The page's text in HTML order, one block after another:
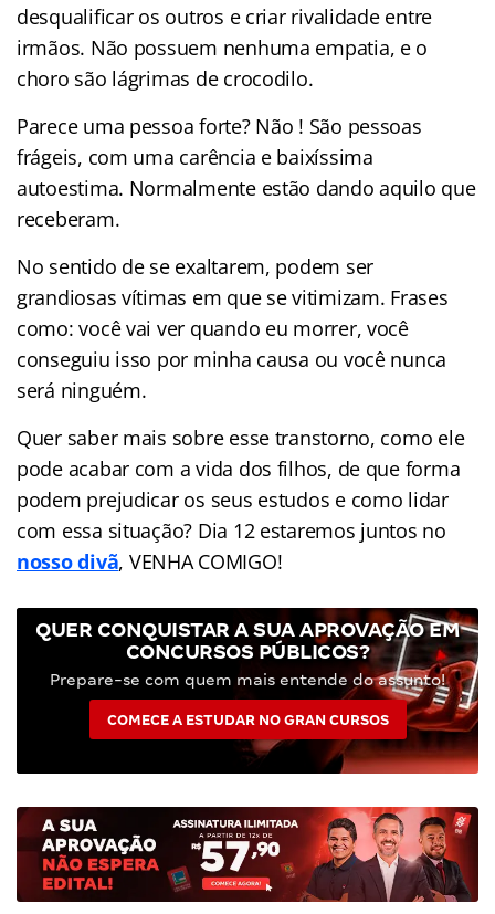
desqualificar os outros e criar rivalidade entre
irmãos. Não possuem nenhuma empatia, e o
choro são lágrimas de crocodilo.
Parece uma pessoa forte? Não ! São pessoas
frágeis, com uma carência e baixíssima
autoestima. Normalmente estão dando aquilo que
receberam.
No sentido de se exaltarem, podem ser
grandiosas vítimas em que se vitimizam. Frases
como: você vai ver quando eu morrer, você
conseguiu isso por minha causa ou você nunca
será ninguém.
Quer saber mais sobre esse transtorno, como ele
pode acabar com a vida dos filhos, de que forma
podem prejudicar os seus estudos e como lidar
com essa situação? Dia 12 estaremos juntos no
nosso divã, VENHA COMIGO!
QUER CONQUISTAR A SUA APROVAÇÃO EM
CONCURSOS PÚBLICOS?
Prepare-se com quem mais entende do assunto!
COMECE A ESTUDAR NO GRAN CURSOS